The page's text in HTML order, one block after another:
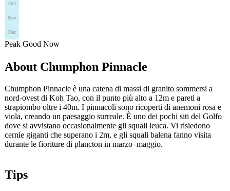
Oct
Nov
Dec
Peak Good Now
About Chumphon Pinnacle
Chumphon Pinnacle è una catena di massi di granito sommersi a
nord-ovest di Koh Tao, con il punto più alto a 12m e pareti a
strapiombo oltre i 40m. I pinnacoli sono ricoperti di anemoni rosa e
viola, creando un paesaggio surreale. È uno dei pochi siti del Golfo
dove si avvistano occasionalmente gli squali leuca. Vi risiedono
cernie giganti che superano i 2m, e gli squali balena fanno visita
durante le fioriture di plancton in marzo–maggio.
Tips